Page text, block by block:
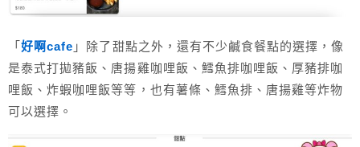
「好啊cafe 」除了甜點之外，還有不少鹹食餐點的選擇，像
是泰式打拋豬飯、唐揚雞咖哩飯、鱈魚排咖哩飯、厚豬排咖
哩飯、炸蝦咖哩飯等等，也有薯條、鱈魚排、唐揚雞等炸物
可以選擇。